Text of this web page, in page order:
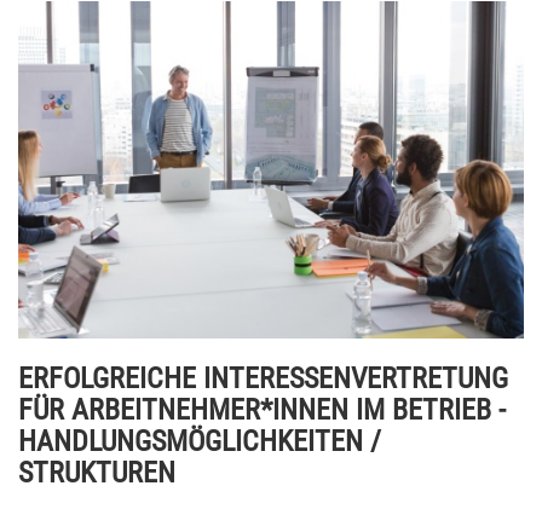
ERFOLGREICHE INTERESSENVERTRETUNG
FÜR ARBEITNEHMER*INNEN IM BETRIEB -
HANDLUNGSMÖGLICHKEITEN /
STRUKTUREN